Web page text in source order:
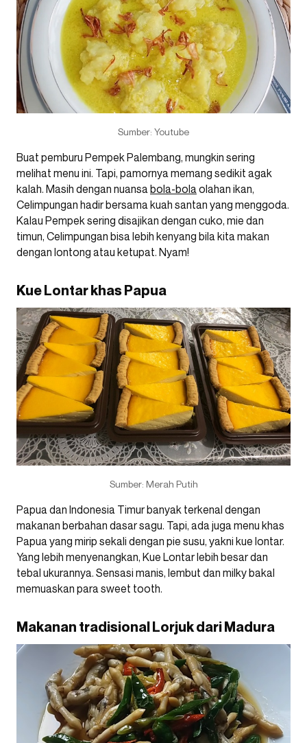
Sumber: Youtube
Buat pemburu Pempek Palembang, mungkin sering
melihat menu ini. Tapi, pamornya memang sedikit agak
kalah. Masih dengan nuansa bola-bola olahan ikan,
Celimpungan hadir bersama kuah santan yang menggoda.
Kalau Pempek sering disajikan dengan cuko, mie dan
timun, Celimpungan bisa lebih kenyang bila kita makan
dengan lontong atau ketupat. Nyam!
Kue Lontar khas Papua
Sumber: Merah Putih
Papua dan Indonesia Timur banyak terkenal dengan
makanan berbahan dasar sagu. Tapi, ada juga menu khas
Papua yang mirip sekali dengan pie susu, yakni kue lontar.
Yang lebih menyenangkan, Kue Lontar lebih besar dan
tebal ukurannya. Sensasi manis, lembut dan milky bakal
memuaskan para sweet tooth.
Makanan tradisional Lorjuk dari Madura